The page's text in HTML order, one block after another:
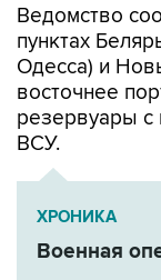
Ведомство
пунктах
Одесса) и
восточнее
резервуары с
ВСУ.
ХРОНИКА
Военная